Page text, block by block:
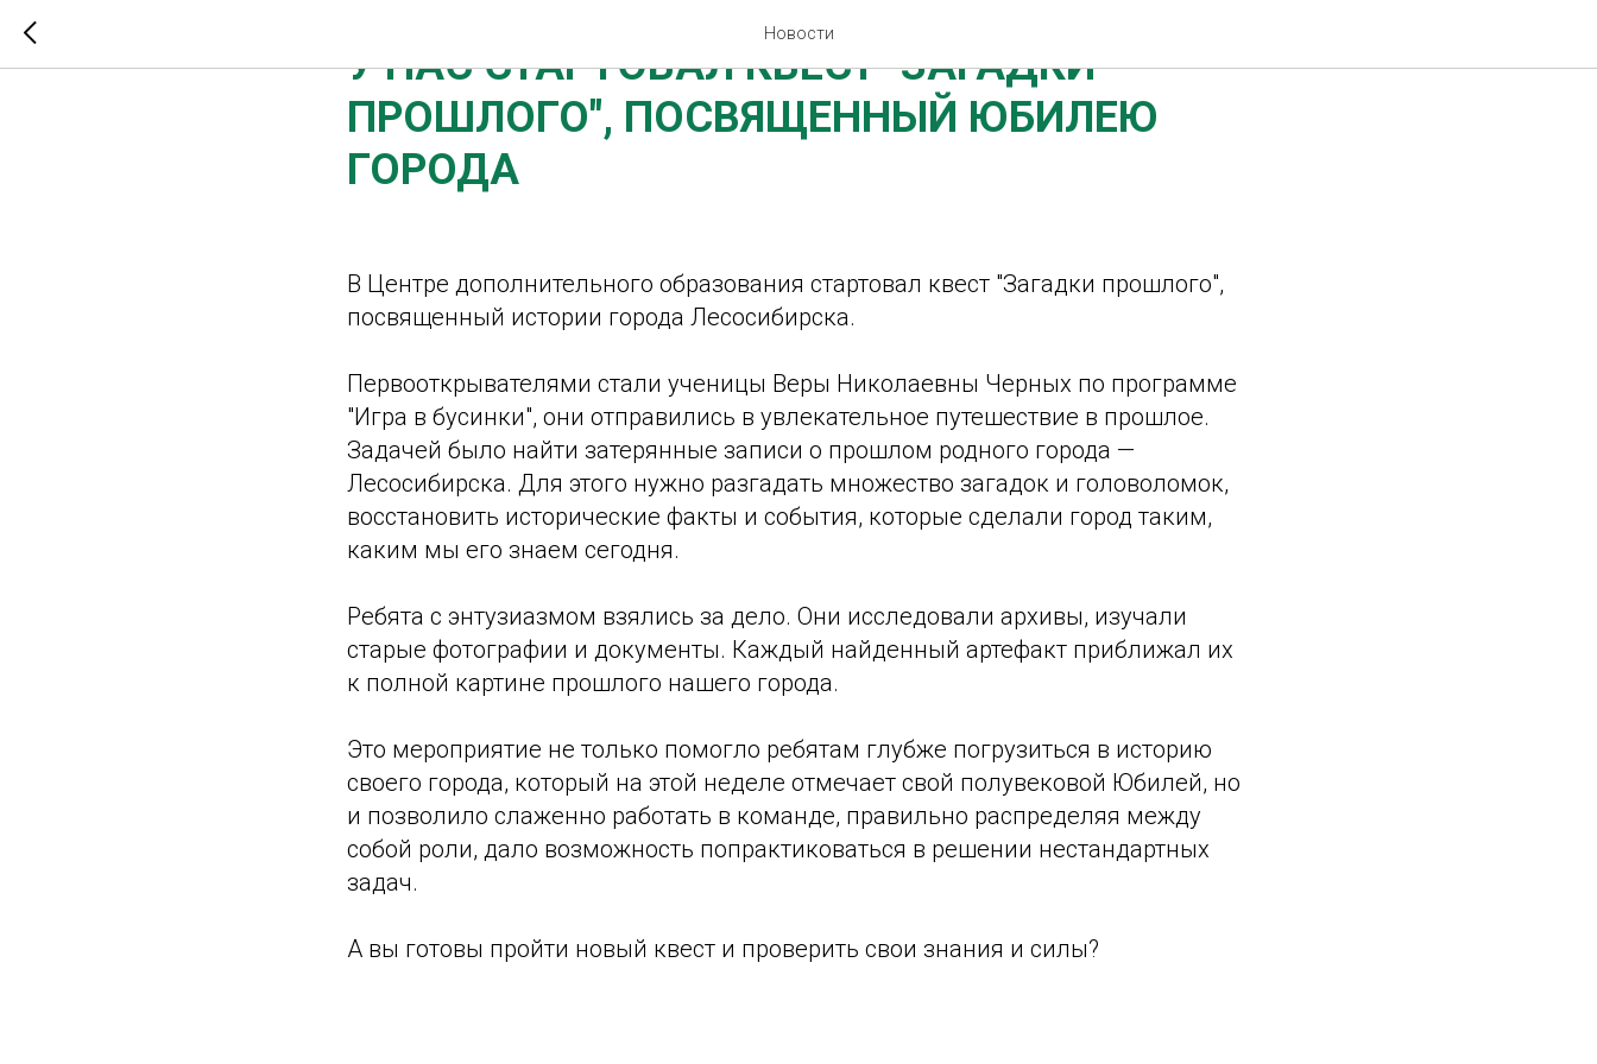
Новости
У НАС СТАРТОВАЛ КВЕСТ "ЗАГАДКИ
ПРОШЛОГО", ПОСВЯЩЕННЫЙ ЮБИЛЕЮ
ГОРОДА
В Центре дополнительного образования стартовал квест "Загадки прошлого",
посвященный истории города Лесосибирска.
Первооткрывателями стали ученицы Веры Николаевны Черных по программе
"Игра в бусинки", они отправились в увлекательное путешествие в прошлое.
Задачей было найти затерянные записи о прошлом родного города —
Лесосибирска. Для этого нужно разгадать множество загадок и головоломок,
восстановить исторические факты и события, которые сделали город таким,
каким мы его знаем сегодня.
Ребята с энтузиазмом взялись за дело. Они исследовали архивы, изучали
старые фотографии и документы. Каждый найденный артефакт приближал их
к полной картине прошлого нашего города.
Это мероприятие не только помогло ребятам глубже погрузиться в историю
своего города, который на этой неделе отмечает свой полувековой Юбилей, но
и позволило слаженно работать в команде, правильно распределяя между
собой роли, дало возможность попрактиковаться в решении нестандартных
задач.
А вы готовы пройти новый квест и проверить свои знания и силы?